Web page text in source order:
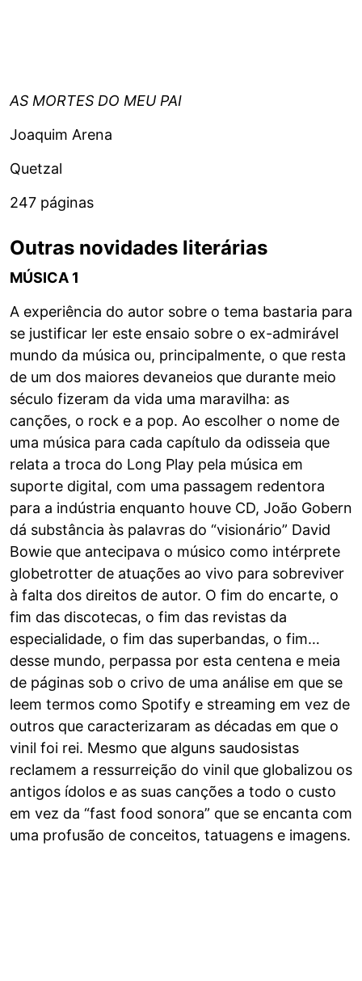
AS MORTES DO MEU PAI
Joaquim Arena
Quetzal
247 páginas
Outras novidades literárias
MÚSICA 1
A experiência do autor sobre o tema bastaria para
se justificar ler este ensaio sobre o ex-admirável
mundo da música ou, principalmente, o que resta
de um dos maiores devaneios que durante meio
século fizeram da vida uma maravilha: as
canções, o rock e a pop. Ao escolher o nome de
uma música para cada capítulo da odisseia que
relata a troca do Long Play pela música em
suporte digital, com uma passagem redentora
para a indústria enquanto houve CD, João Gobern
dá substância às palavras do “visionário” David
Bowie que antecipava o músico como intérprete
globetrotter de atuações ao vivo para sobreviver
à falta dos direitos de autor. O fim do encarte, o
fim das discotecas, o fim das revistas da
especialidade, o fim das superbandas, o fim…
desse mundo, perpassa por esta centena e meia
de páginas sob o crivo de uma análise em que se
leem termos como Spotify e streaming em vez de
outros que caracterizaram as décadas em que o
vinil foi rei. Mesmo que alguns saudosistas
reclamem a ressurreição do vinil que globalizou os
antigos ídolos e as suas canções a todo o custo
em vez da “fast food sonora” que se encanta com
uma profusão de conceitos, tatuagens e imagens.